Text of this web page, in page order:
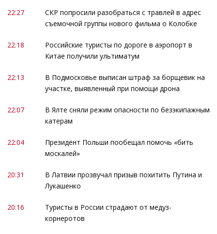
22:27
СКР попросили разобраться с травлей в адрес
съемочной группы нового фильма о Колобке
22:18
Российские туристы по дороге в аэропорт в
Китае получили ультиматум
22:13
В Подмосковье выписан штраф за борщевик на
участке, выявленный при помощи дрона
22:07
В Ялте сняли режим опасности по безэкипажным
катерам
22:04
Президент Польши пообещал помочь «бить
москалей»
20:31
В Латвии прозвучал призыв похитить Путина и
Лукашенко
20:16
Туристы в России страдают от медуз-
корнеротов